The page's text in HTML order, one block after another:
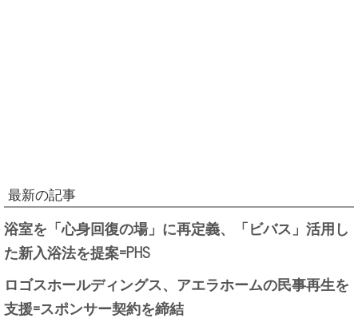
最新の記事
浴室を「心身回復の場」に再定義、「ビバス」活用し
た新入浴法を提案=PHS
ロゴスホールディングス、アエラホームの民事再生を
支援=スポンサー契約を締結